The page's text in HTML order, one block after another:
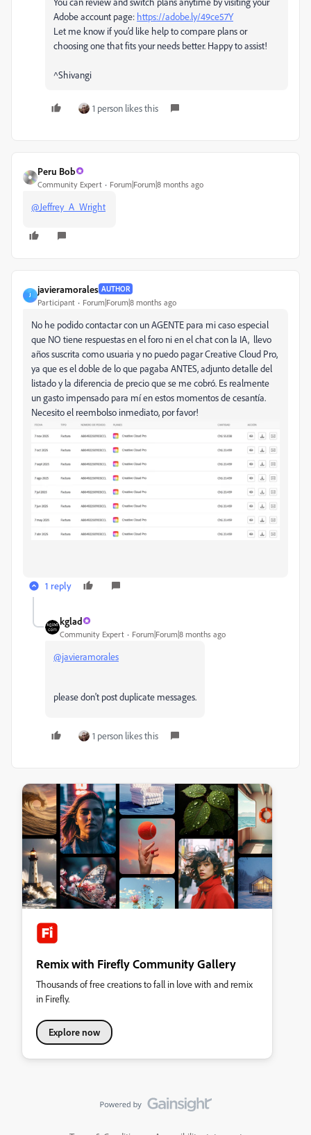
Adobe account page: https://adobe.ly/49ce57Y
Let me know if you’d like help to compare plans or
choosing one that fits your needs better. Happy to assist!
^Shivangi
1 person likes this
Peru Bob
Community Expert Forum|Forum|8 months ago
@Jeffrey_A_Wright
J
javieramorales AUTHOR
Participant Forum|Forum|8 months ago
No he podido contactar con un AGENTE para mi caso especial
que NO tiene respuestas en el foro ni en el chat con la IA, llevo
años suscrita como usuaria y no puedo pagar Creative Cloud Pro,
ya que es el doble de lo que pagaba ANTES, adjunto detalle del
listado y la diferencia de precio que se me cobró. Es realmente
un gasto impensado para mí en estos momentos de cesantía.
Necesito el reembolso inmediato, por favor!
1 reply
kglad
Community Expert Forum|Forum|8 months ago
@javieramorales
please don't post duplicate messages.
1 person likes this
Remix with Firefly Community Gallery
Thousands of free creations to fall in love with and remix
in Firefly.
Explore now